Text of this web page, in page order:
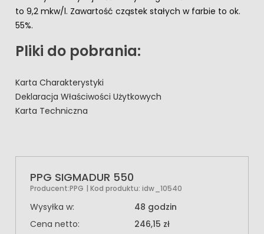
to 9,2 mkw/l. Zawartość cząstek stałych w farbie to ok.
55%.
Pliki do pobrania:
Karta Charakterystyki
Deklaracja Właściwości Użytkowych
Karta Techniczna
PPG SIGMADUR 550
Producent:PPG | Kod produktu: idw_10540
Wysyłka w:
48 godzin
Cena netto:
246,15 zł